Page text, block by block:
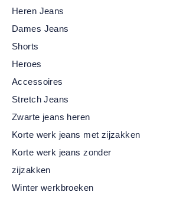
Heren Jeans
Dames Jeans
Shorts
Heroes
Accessoires
Stretch Jeans
Zwarte jeans heren
Korte werk jeans met zijzakken
Korte werk jeans zonder
zijzakken
Winter werkbroeken